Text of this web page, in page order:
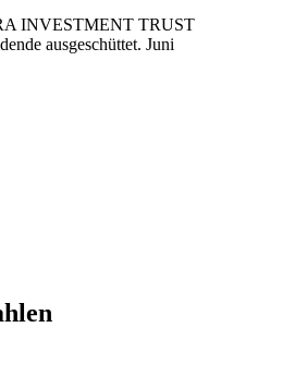
INVESTMENT TRUST
ausgeschüttet. Juni